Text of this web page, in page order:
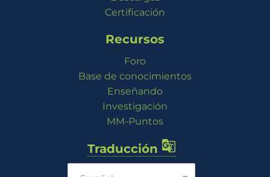
Certificación
Recursos
Foro
Base de conocimientos
Enseñando
Investigación
MM-Puntos
Traducción 